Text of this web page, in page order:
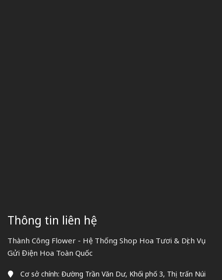
Thông tin liên hệ
Thành Công Flower - Hệ Thống Shop Hoa Tươi & Dịch Vụ
Gửi Điện Hoa Toàn Quốc
Cơ sở chính: Đường Trần Văn Dư, Khối phố 3, Thị trấn Núi